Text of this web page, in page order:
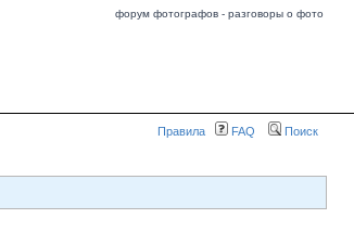
форум фотографов - разговоры о фото
Правила FAQ Поиск